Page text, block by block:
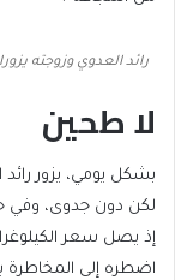
رائد العدوي وزوجته
لا طحين
بشكل يومي، يزور
لكن دون جدوى، وفي
اضطره إلى المخاطرة